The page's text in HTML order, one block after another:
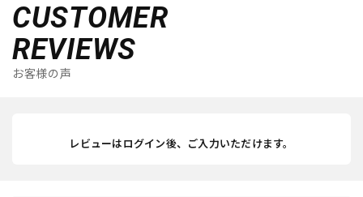
CUSTOMER
REVIEWS
お客様の声
レビューはログイン後、ご入力いただけます。